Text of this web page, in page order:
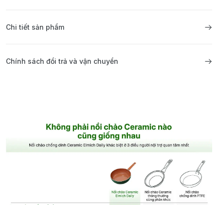
Chi tiết sản phẩm
Chính sách đổi trả và vận chuyển